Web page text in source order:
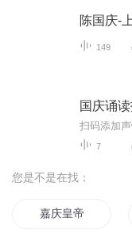
陈国庆-
149
国庆诵
7
您是不是在找：
嘉庆皇帝